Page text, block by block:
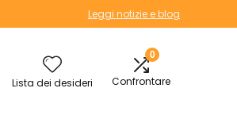
Leggi notizie e blog
Lista dei desideri
0
Confrontare